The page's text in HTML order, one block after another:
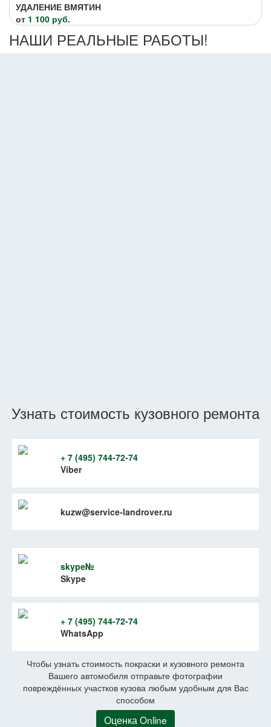
УДАЛЕНИЕ ВМЯТИН
от 1 100 руб.
НАШИ РЕАЛЬНЫЕ РАБОТЫ!
Узнать стоимость кузовного ремонта
+ 7 (495) 744-72-74
Viber
kuzw@service-landrover.ru
skype№
Skype
+ 7 (495) 744-72-74
WhatsApp
Чтобы узнать стоимость покраски и кузовного ремонта
Вашего автомобиля отправьте фотографии
повреждённых участков кузова любым удобным для Вас
способом
Оценка Online